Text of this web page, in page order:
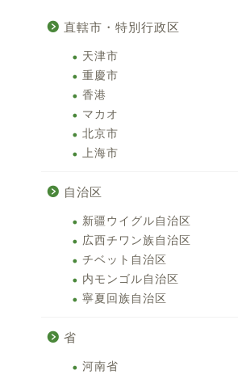
直轄市・特別行政区
天津市
重慶市
香港
マカオ
北京市
上海市
自治区
新疆ウイグル自治区
広西チワン族自治区
チベット自治区
内モンゴル自治区
寧夏回族自治区
省
河南省